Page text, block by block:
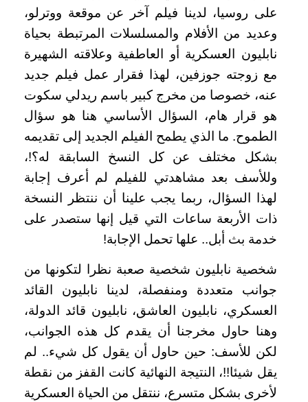
على روسيا، لدينا فيلم آخر عن موقعة ووترلو،
وعديد من الأفلام والمسلسلات المرتبطة بحياة
نابليون العسكرية أو العاطفية وعلاقته الشهيرة
مع زوجته جوزفين، لهذا فقرار عمل فيلم جديد
عنه، خصوصا من مخرج كبير باسم ريدلي سكوت
هو قرار هام، السؤال الأساسي هنا هو سؤال
الطموح. ما الذي يطمح الفيلم الجديد إلى تقديمه
بشكل مختلف عن كل النسخ السابقة له؟!،
وللأسف بعد مشاهدتي للفيلم لم أعرف إجابة
لهذا السؤال، ربما يجب علينا أن ننتظر النسخة
ذات الأربعة ساعات التي قيل إنها ستصدر على
خدمة بث أبل.. علها تحمل الإجابة!
شخصية نابليون شخصية صعبة نظرا لتكونها من
جوانب متعددة ومنفصلة، لدينا نابليون القائد
العسكري، نابليون العاشق، نابليون قائد الدولة،
وهنا حاول مخرجنا أن يقدم كل هذه الجوانب،
لكن للأسف: حين حاول أن يقول كل شيء.. لم
يقل شيئا!!، النتيجة النهائية كانت القفز من نقطة
لأخرى بشكل متسرع، ننتقل من الحياة العسكرية